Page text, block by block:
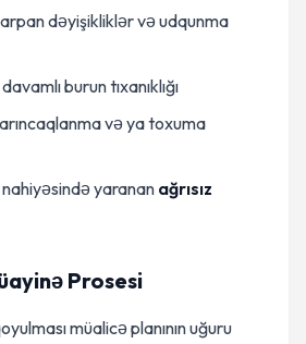
dəyişikliklər və udqunma
burun tıxanıklığı
və ya toxuma
yaranan ağrısız
Prosesi
müalicə planının uğuru